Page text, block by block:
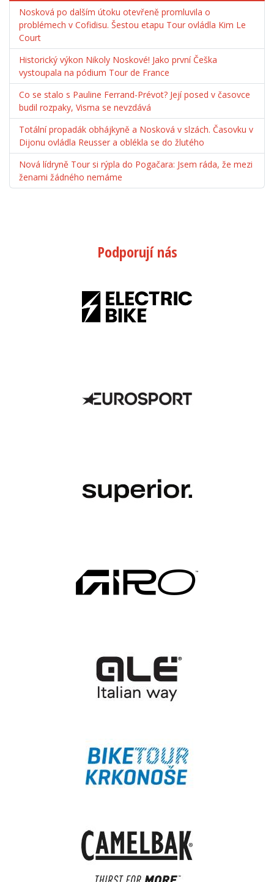
Nosková po dalším útoku otevřeně promluvila o
problémech v Cofidisu. Šestou etapu Tour ovládla Kim Le
Court
Historický výkon Nikoly Noskové! Jako první Češka
vystoupala na pódium Tour de France
Co se stalo s Pauline Ferrand-Prévot? Její posed v časovce
budil rozpaky, Visma se nevzdává
Totální propadák obhájkyně a Nosková v slzách. Časovku v
Dijonu ovládla Reusser a oblékla se do žlutého
Nová lídryně Tour si rýpla do Pogačara: Jsem ráda, že mezi
ženami žádného nemáme
Podporují nás